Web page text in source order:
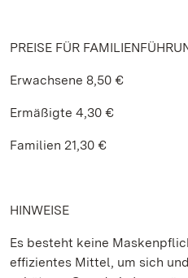
PREISE FÜR
Erwachsene 8,50 €
Ermäßigte 4,30 €
Familien 21,30 €
HINWEISE
Es besteht keine
effizientes Mittel, um sich